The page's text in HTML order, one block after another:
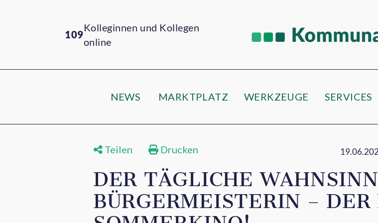
109
Kolleginnen und Kollegen
online
NEWS MARKTPLATZ WERKZEUGE SERVICES
Teilen Drucken
DER TÄGLICHE
BÜRGERMEISTERIN –